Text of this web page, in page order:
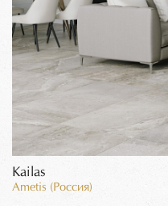
Kailas
Ametis (Россия)